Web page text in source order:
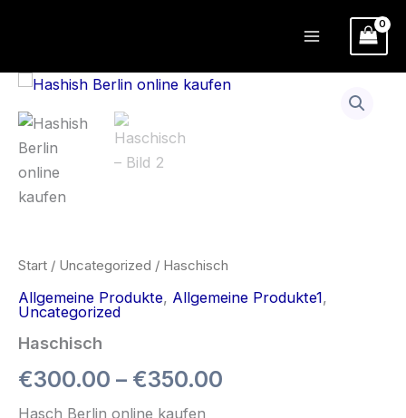
Start / Uncategorized / Haschisch
Allgemeine Produkte, Allgemeine Produkte1,
Uncategorized
Haschisch
€300.00 – €350.00
Hasch Berlin online kaufen